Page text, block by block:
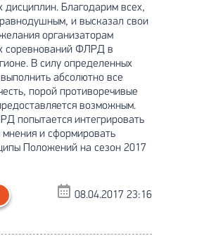
Благодарим всех,
и высказал свои
организаторам
соревнований ФЛРД в
В силу определенных
абсолютно все
порой противоречивые
возможным.
попытается интегрировать
и сформировать
Положений на сезон 2017
08.04.2017 23:16